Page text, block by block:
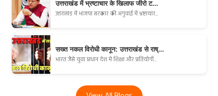
उत्तराखंड में भ्रष्टाचार के खिलाफ जीरो ट...
उत्तराखंड में भाजपा सरकार की अगुवाई में भ्रष्टाचार...
सख्त नकल विरोधी कानून: उत्तराखंड से राष्...
भारत जैसे युवा प्रधान देश में शिक्षा और प्रतियोगी...